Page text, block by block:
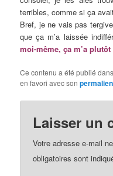
terribles, comme si ça
Bref, je ne vais pas
que ça m’a laissée
moi-même, ça m’a plutôt
Ce contenu a été publié
en favori avec sonpermalien
Laisser un
Votre adresse e-mail
obligatoires sont